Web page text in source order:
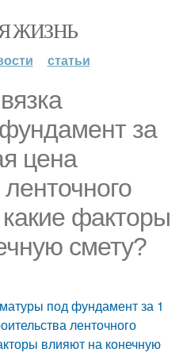
ЖИЗНЬ
статьи
за
цена
факторы
смету?
под фундамент за 1
ленточного
влияют на конечную